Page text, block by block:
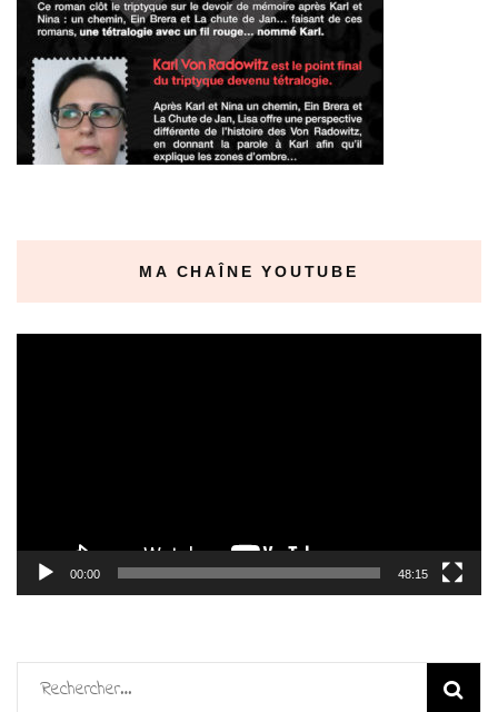
MA CHAÎNE YOUTUBE
00:00 48:15
Rechercher :